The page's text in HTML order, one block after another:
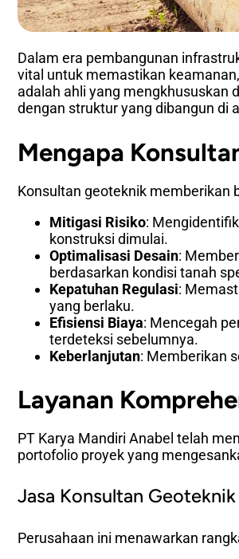
Dalam era pembangunan
vital untuk memastikan
adalah ahli yang mengkhususkan
dengan struktur yang dibangun di
Mengapa
Konsultan geoteknik memberikan
Mitigasi Risiko:
konstruksi dimulai.
Optimalisasi Desain:
berdasarkan kondisi tanah
Kepatuhan Regulasi:
yang berlaku.
Efisiensi Biaya: Mencegah
terdeteksi sebelumnya.
Keberlanjutan: Memberikan
Layanan
PT Karya Mandiri Anabel telah
portofolio proyek yang
Jasa Konsultan
Perusahaan ini menawarkan